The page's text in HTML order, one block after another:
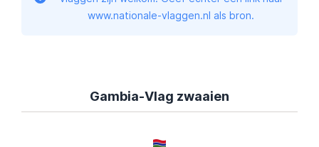
www.nationale-vlaggen.nl als bron.
Gambia-Vlag zwaaien